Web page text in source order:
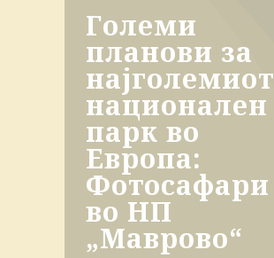
Големи
планови за
најголемиот
национален
парк во
Европа:
Фотосафари
во НП
„Маврово“